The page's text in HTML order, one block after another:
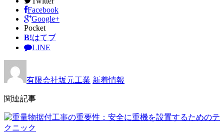
Facebook
Google+
Pocket
B!はてブ
LINE
有限会社坂元工業 新着情報
関連記事